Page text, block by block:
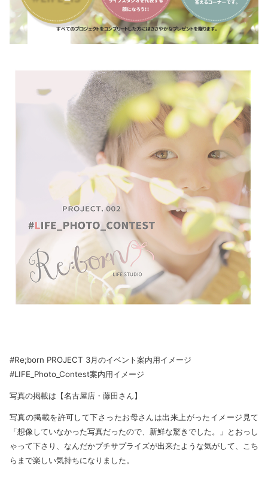
#Re;born PROJECT 3月のイベント案内用イメージ
#LIFE_Photo_Contest案内用イメージ
写真の掲載は【名古屋店・藤田さん】
写真の掲載を許可して下さったお母さんは出来上がったイメージ見て
「想像していなかった写真だったので、新鮮な驚きでした。」とおっし
ゃって下さり、なんだかプチサプライズが出来たような気がして、こち
らまで楽しい気持ちになりました。